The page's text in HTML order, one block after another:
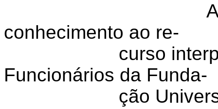
conhecimento ao re-
curso
Funcionários da Funda-
ção